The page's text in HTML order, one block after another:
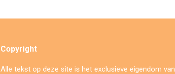
Copyright
Alle tekst op deze site is het exclusieve eigendom van